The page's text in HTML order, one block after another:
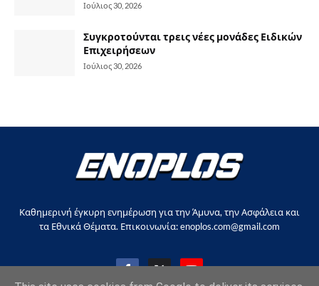
Ιούλιος 30, 2026
Συγκροτούνται τρεις νέες μονάδες Ειδικών
Επιχειρήσεων
Ιούλιος 30, 2026
Καθημερινή έγκυρη ενημέρωση για την Άμυνα, την Ασφάλεια και
τα Εθνικά Θέματα. Επικοινωνία: enoplos.com@gmail.com